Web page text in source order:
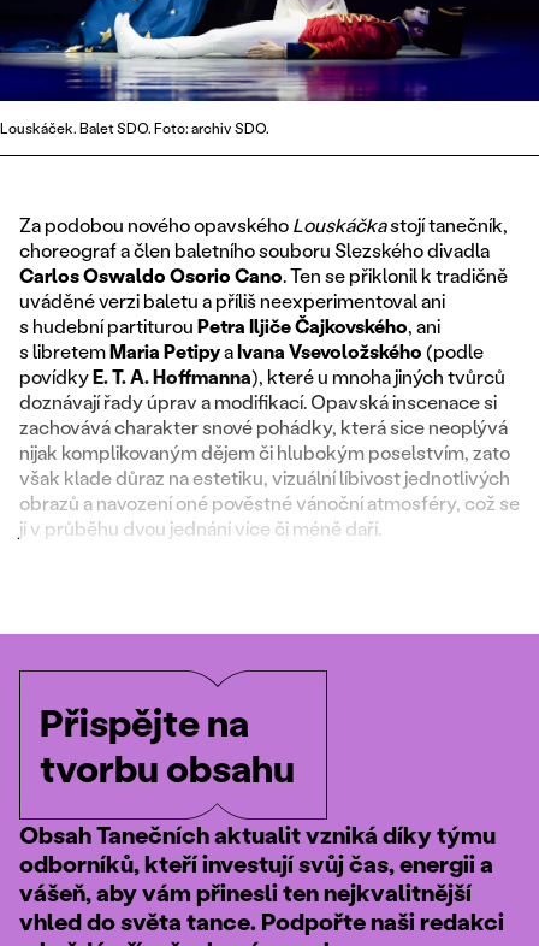
Louskáček. Balet SDO. Foto: archiv SDO.
Za podobou nového opavskéhoLouskáčkastojí tanečník,
choreograf a člen baletního souboru Slezského divadla
Carlos Oswaldo Osorio Cano. Ten se přiklonil k tradičně
uváděné verzi baletu a příliš neexperimentoval ani
s hudební partiturouPetra Iljiče Čajkovského, ani
s libretemMaria PetipyaIvana Vsevoložského(podle
povídkyE. T. A. Hoffmanna), které u mnoha jiných tvůrců
doznávají řady úprav a modifikací. Opavská inscenace si
zachovává charakter snové pohádky, která sice neoplývá
nijak komplikovaným dějem či hlubokým poselstvím, zato
však klade důraz na estetiku, vizuální líbivost jednotlivých
obrazů a navození oné pověstné vánoční atmosféry, což se
jí v průběhu dvou jednání více či méně daří.
Přispějte na
tvorbu obsahu
Obsah Tanečních aktualit vzniká díky týmu
odborníků, kteří investují svůj čas, energii a
vášeň, aby vám přinesli ten nejkvalitnější
vhled do světa tance. Podpořte naši redakci